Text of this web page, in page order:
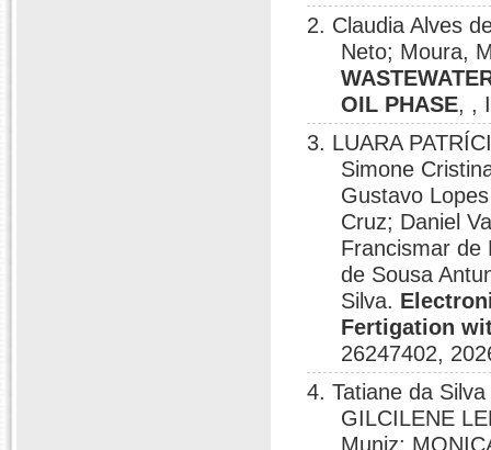
2. Claudia Alves
Neto; Moura,
OIL PHASE, ,
3. LUARA
Simone
Gustavo
Cruz; Daniel
Francismar de
de Sousa
Silva.
Fertigation
26247402,
4. Tatiane da
GILCILENE
Muniz;